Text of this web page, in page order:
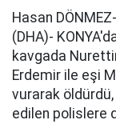
Hasan
(DHA)-
kavgada
Erdemir ile eşi
vurarak öldürdü,
edilen polislere